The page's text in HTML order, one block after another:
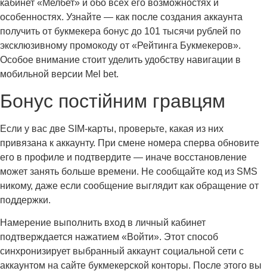
кабинет «Мелбет» и обо всех его возможностях и
особенностях. Узнайте — как после создания аккаунта
получить от букмекера бонус до 101 тысячи рублей по
эксклюзивному промокоду от «Рейтинга Букмекеров».
Особое внимание стоит уделить удобству навигации в
мобильной версии Mel bet.
Бонус постійним гравцям
Если у вас две SIM‑карты, проверьте, какая из них
привязана к аккаунту. При смене номера сперва обновите
его в профиле и подтвердите — иначе восстановление
может занять больше времени. Не сообщайте код из SMS
никому, даже если сообщение выглядит как обращение от
поддержки.
Намерение выполнить вход в личный кабинет
подтверждается нажатием «Войти». Этот способ
синхронизирует выбранный аккаунт социальной сети с
аккаунтом на сайте букмекерской конторы. После этого вы